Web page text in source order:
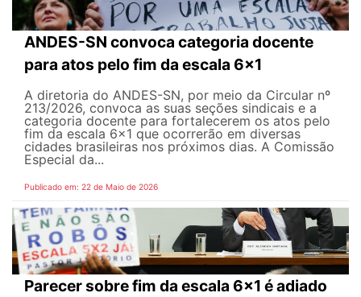
ANDES-SN convoca categoria docente
para atos pelo fim da escala 6x1
A diretoria do ANDES-SN, por meio da Circular nº
213/2026, convoca as suas seções sindicais e a
categoria docente para fortalecerem os atos pelo
fim da escala 6x1 que ocorrerão em diversas
cidades brasileiras nos próximos dias. A Comissão
Especial da...
Publicado em: 22 de Maio de 2026
Parecer sobre fim da escala 6x1 é adiado